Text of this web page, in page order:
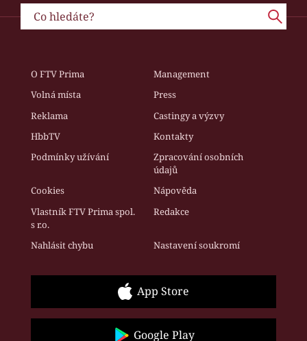
O FTV Prima
Management
Volná místa
Press
Reklama
Castingy a výzvy
HbbTV
Kontakty
Podmínky užívání
Zpracování osobních
údajů
Cookies
Nápověda
Vlastník FTV Prima spol.
s r.o.
Redakce
Nahlásit chybu Nastavení soukromí
App Store
Google Play